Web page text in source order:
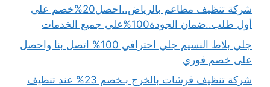
شركة تنظيف مطاعم بالرياض..احصل20%خصم على
أول طلب..ضمان الجودة100%على جميع الخدمات
جلي بلاط النسيم جلي احترافي 100% اتصل بنا واحصل
على خصم فوري
شركة تنظيف فرشات بالخرج بـخصم 23% عند تنظيف